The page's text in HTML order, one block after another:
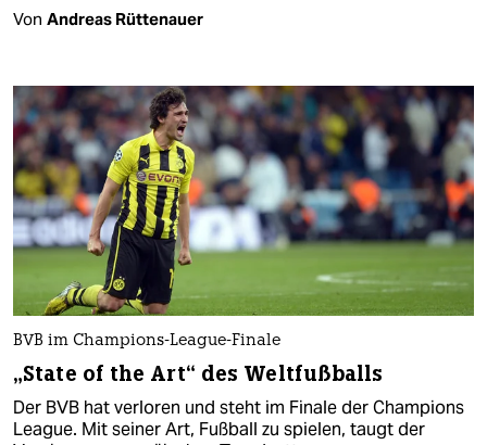
Von Andreas Rüttenauer
BVB im Champions-League-Finale
„State of the Art“ des Weltfußballs
Der BVB hat verloren und steht im Finale der Champions
League. Mit seiner Art, Fußball zu spielen, taugt der